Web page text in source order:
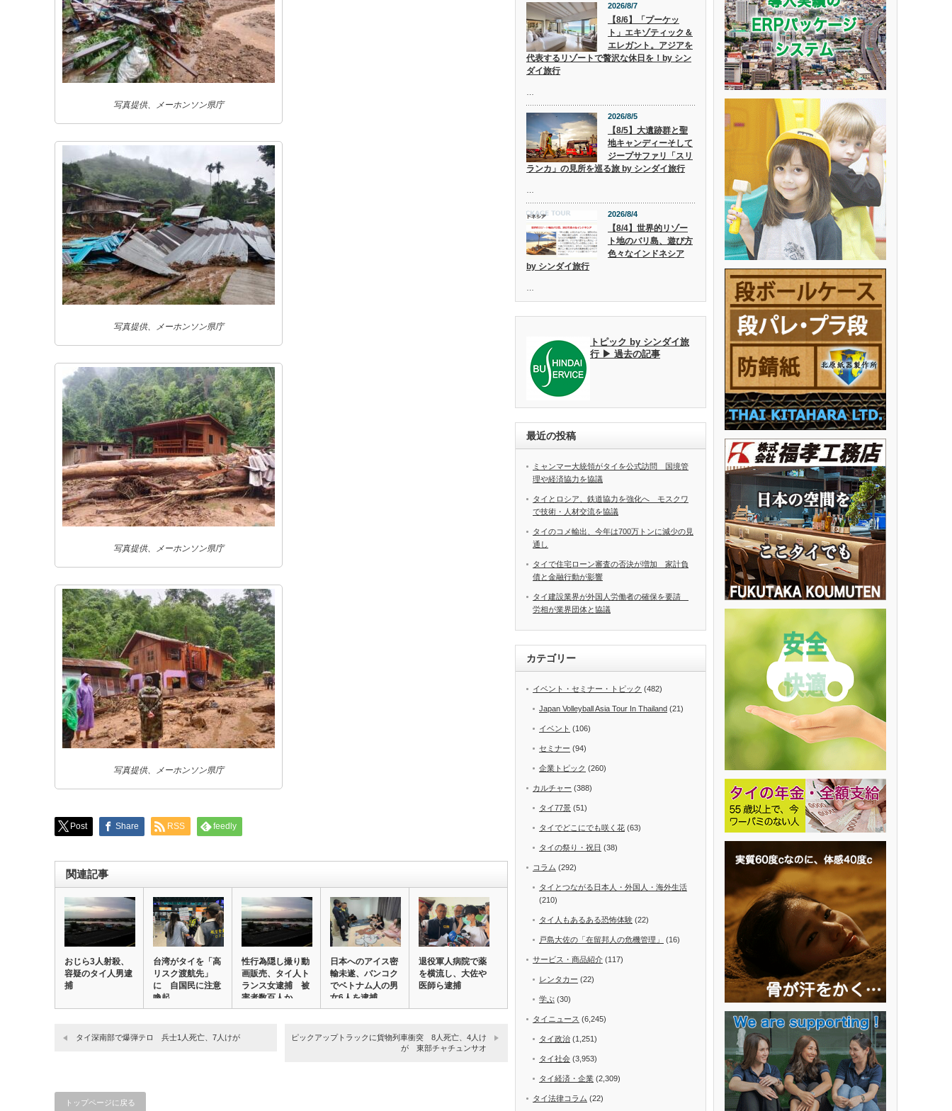
写真提供、メーホンソン県庁
写真提供、メーホンソン県庁
写真提供、メーホンソン県庁
写真提供、メーホンソン県庁
Post Share RSS feedly
関連記事
おじら3人射殺、
容疑のタイ人男逮
捕
台湾がタイを「高
リスク渡航先」
に 自国民に注意
喚起
性行為隠し撮り動
画販売、タイ人ト
ランス女逮捕 被
害者数百人か
日本へのアイス密
輸未遂、バンコク
でベトナム人の男
女6人を逮捕
退役軍人病院で薬
を横流し、大佐や
医師ら逮捕
タイ深南部で爆弾テロ 兵士1人死亡、7人けが
ピックアップトラックに貨物列車衝突 8人死亡、4人け
が 東部チャチュンサオ
トップページに戻る
2026/8/7
【8/6】「プーケッ
ト」エキゾティック＆
エレガント。アジアを
代表するリゾートで贅沢な休日を！by シン
ダイ旅行
2026/8/5
【8/5】大遺跡群と聖
地キャンディーそして
ジープサファリ「スリ
ランカ」の見所を巡る旅 by シンダイ旅行
2026/8/4
【8/4】世界的リゾー
ト地のバリ島、遊び方
色々なインドネシア
by シンダイ旅行
トピック by シンダイ旅
行 ▶ 過去の記事
最近の投稿
ミャンマー大統領がタイを公式訪問 国境管
理や経済協力を協議
タイとロシア、鉄道協力を強化へ モスクワ
で技術・人材交流を協議
タイのコメ輸出、今年は700万トンに減少の見
通し
タイで住宅ローン審査の否決が増加 家計負
債と金融行動が影響
タイ建設業界が外国人労働者の確保を要請
労相が業界団体と協議
カテゴリー
イベント・セミナー・トピック (482)
Japan Volleyball Asia Tour In Thailand (21)
イベント (106)
セミナー (94)
企業トピック (260)
カルチャー (388)
タイ77景 (51)
タイでどこにでも咲く花 (63)
タイの祭り・祝日 (38)
コラム (292)
タイとつながる日本人・外国人・海外生活
(210)
タイ人もあるある恐怖体験 (22)
戸島大佐の「在留邦人の危機管理」 (16)
サービス・商品紹介 (117)
レンタカー (22)
学ぶ (30)
タイニュース (6,245)
タイ政治 (1,251)
タイ社会 (3,953)
タイ経済・企業 (2,309)
タイ法律コラム (22)